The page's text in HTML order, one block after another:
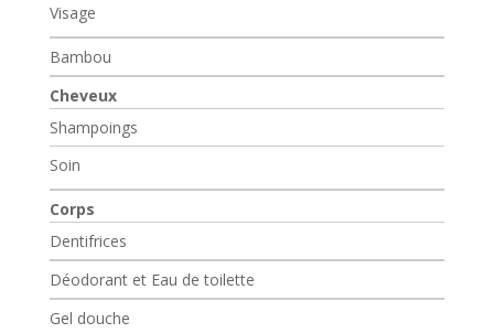
Visage
Bambou
Cheveux
Shampoings
Soin
Corps
Dentifrices
Déodorant et Eau de toilette
Gel douche